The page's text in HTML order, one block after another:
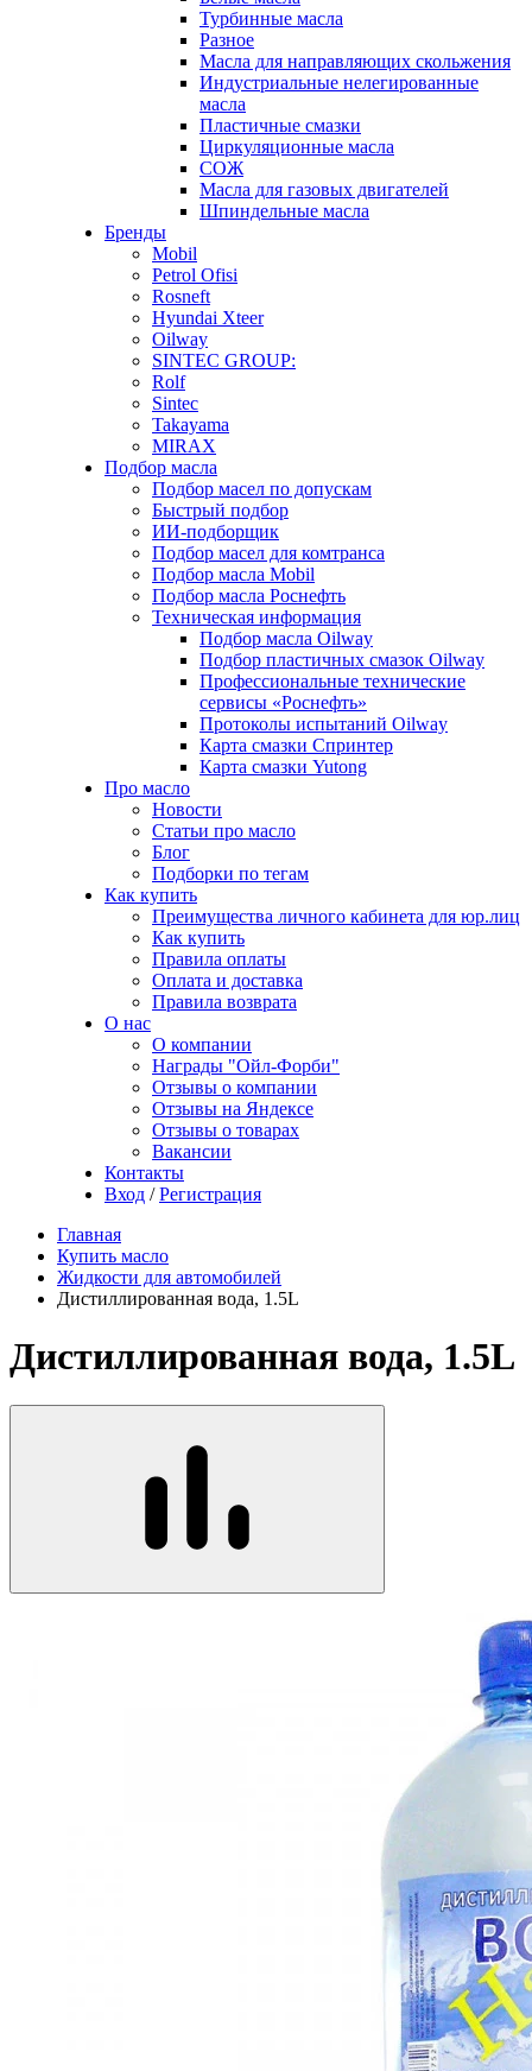
Турбинные масла
Разное
Масла для направляющих скольжения
Индустриальные нелегированные
масла
Пластичные смазки
Циркуляционные масла
СОЖ
Масла для газовых двигателей
Шпиндельные масла
Бренды
Mobil
Petrol Ofisi
Rosneft
Hyundai Xteer
Oilway
SINTEC GROUP:
Rolf
Sintec
Takayama
MIRAX
Подбор масла
Подбор масел по допускам
Быстрый подбор
ИИ-подборщик
Подбор масел для комтранса
Подбор масла Mobil
Подбор масла Роснефть
Техническая информация
Подбор масла Oilway
Подбор пластичных смазок Oilway
Профессиональные технические
сервисы «Роснефть»
Протоколы испытаний Oilway
Карта смазки Спринтер
Карта смазки Yutong
Про масло
Новости
Статьи про масло
Блог
Подборки по тегам
Как купить
Преимущества личного кабинета для юр.лиц
Как купить
Правила оплаты
Оплата и доставка
Правила возврата
О нас
О компании
Награды "Ойл-Форби"
Отзывы о компании
Отзывы на Яндексе
Отзывы о товарах
Вакансии
Контакты
Вход / Регистрация
Главная
Купить масло
Жидкости для автомобилей
Дистиллированная вода, 1.5L
Дистиллированная вода, 1.5L